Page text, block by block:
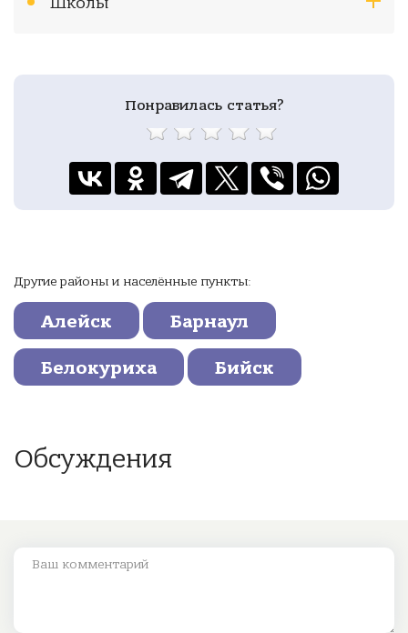
Понравилась статья?
Другие районы и населённые пункты:
Алейск Барнаул
Белокуриха Бийск
Обсуждения